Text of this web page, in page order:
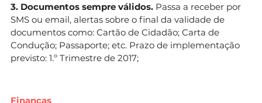
3. Documentos sempre válidos. Passa a receber por
SMS ou email, alertas sobre o final da validade de
documentos como: Cartão de Cidadão; Carta de
Condução; Passaporte; etc. Prazo de implementação
previsto: 1.º Trimestre de 2017;
Finanças